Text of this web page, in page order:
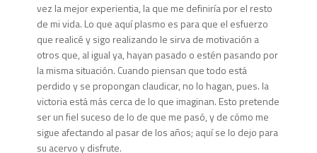
vez la mejor experientia, la que me definiría por el resto
de mi vida. Lo que aquí plasmo es para que el esfuerzo
que realicé y sigo realizando le sirva de motivación a
otros que, al igual ya, hayan pasado o estén pasando por
la misma situación. Cuando piensan que todo está
perdido y se propongan claudicar, no lo hagan, pues. la
victoria está más cerca de lo que imaginan. Esto pretende
ser un fiel suceso de lo de que me pasó, y de cómo me
sigue afectando al pasar de los años; aquí se lo dejo para
su acervo y disfrute.